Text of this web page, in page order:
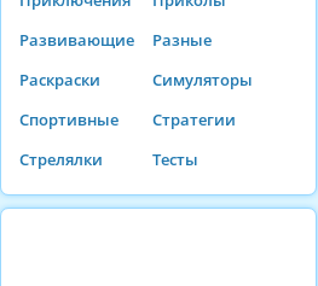
Развивающие
Разные
Раскраски
Симуляторы
Спортивные
Стратегии
Стрелялки
Тесты